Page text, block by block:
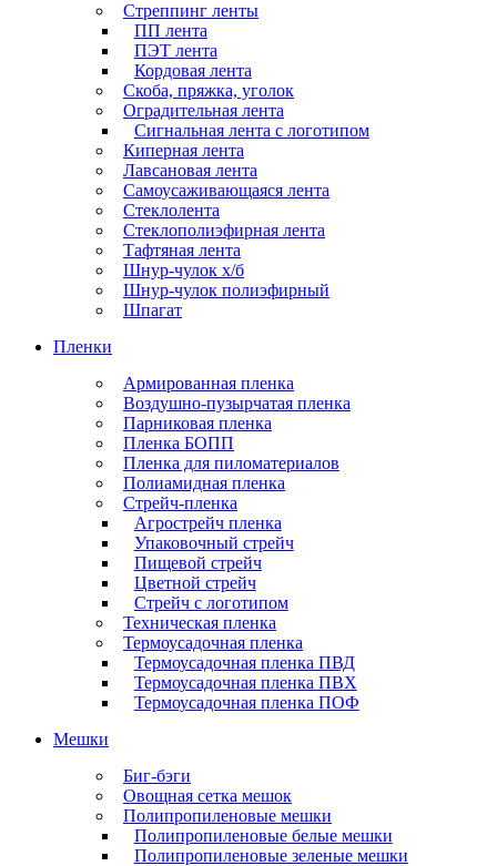
Стреппинг ленты
ПП лента
ПЭТ лента
Кордовая лента
Скоба, пряжка, уголок
Оградительная лента
Сигнальная лента с логотипом
Киперная лента
Лавсановая лента
Самоусаживающаяся лента
Стеклолента
Стеклополиэфирная лента
Тафтяная лента
Шнур-чулок х/б
Шнур-чулок полиэфирный
Шпагат
Пленки
Армированная пленка
Воздушно-пузырчатая пленка
Парниковая пленка
Пленка БОПП
Пленка для пиломатериалов
Полиамидная пленка
Стрейч-пленка
Агрострейч пленка
Упаковочный стрейч
Пищевой стрейч
Цветной стрейч
Стрейч с логотипом
Техническая пленка
Термоусадочная пленка
Термоусадочная пленка ПВД
Термоусадочная пленка ПВХ
Термоусадочная пленка ПОФ
Мешки
Биг-бэги
Овощная сетка мешок
Полипропиленовые мешки
Полипропиленовые белые мешки
Полипропиленовые зеленые мешки